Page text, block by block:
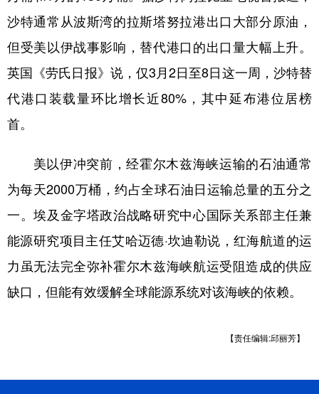
沙特通常从波斯湾的拉斯塔努拉港出口大部分原油，
但受美以伊战事影响，替代港口的出口量大幅上升。
英国《劳氏日报》说，仅3月2日至8日这一周，沙特替
代港口装载量环比增长近80%，其中延布港位居榜
首。
美以伊冲突前，经霍尔木兹海峡运输的石油通常
为每天2000万桶，约占全球石油日运输总量的五分之
一。埃及金字塔政治战略研究中心国际关系部主任兼
能源研究项目主任艾哈迈德·坎迪勒说，红海航道的运
力虽无法完全弥补霍尔木兹海峡航运受阻造成的供应
缺口，但能有效缓解全球能源系统对该海峡的依赖。
【责任编辑:邱丽芳】